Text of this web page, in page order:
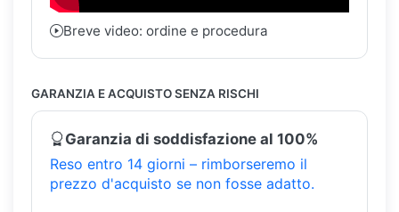
Breve video: ordine e procedura
GARANZIA E ACQUISTO SENZA RISCHI
Garanzia di soddisfazione al 100%
Reso entro 14 giorni – rimborseremo il
prezzo d'acquisto se non fosse adatto.